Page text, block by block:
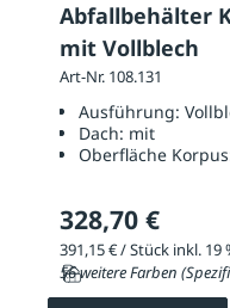
Abfallbehälter
mit Vollblech
Art-Nr. 108.131
Ausführung:
Dach: mit
Oberfläche
328,70 €
391,15 € / Stück inkl.
56 weitere Farben